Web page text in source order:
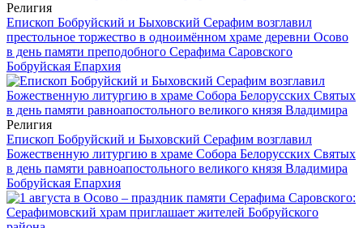
Религия
Епископ Бобруйский и Быховский Серафим возглавил
престольное торжество в одноимённом храме деревни Осово
в день памяти преподобного Серафима Саровского
Бобруйская Епархия
Религия
Епископ Бобруйский и Быховский Серафим возглавил
Божественную литургию в храме Собора Белорусских Святых
в день памяти равноапостольного великого князя Владимира
Бобруйская Епархия